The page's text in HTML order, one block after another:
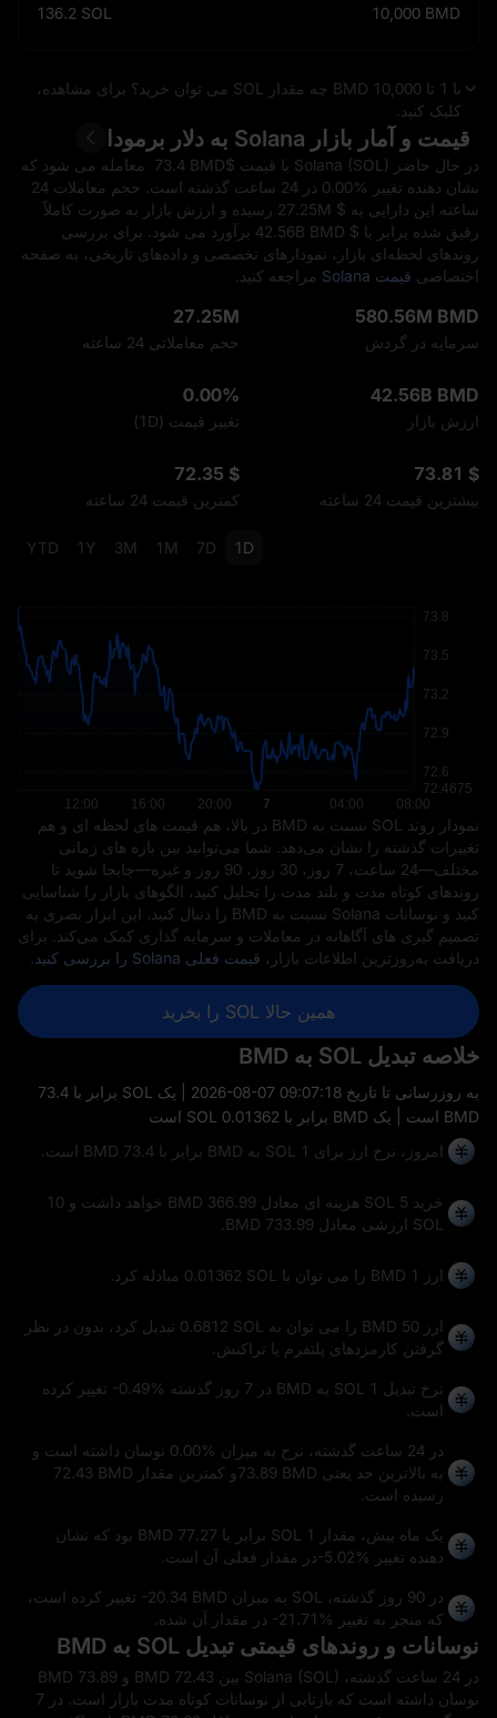
10,000 BMD
136.2 SOL
با 1 تا 10,000 BMD چه مقدار SOL می‌ توان خرید؟ برای مشاهده،
کلیک کنید.
قیمت و آمار بازار Solana به دلار برمودا
در حال حاضر Solana (SOL) با قیمت $‎ 73.4 BMD معامله می‌ شود که
نشان‌ دهنده تغییر
0.00%
در 24 ساعت گذشته است. حجم معاملات 24
ساعته این دارایی به $ ‎27.25M رسیده و ارزش بازار به‌ صورت کاملاً
رقیق‌ شده برابر با $ ‎42.56B BMD برآورد می‌ شود. برای بررسی
روندهای لحظه‌ای بازار، نمودارهای تخصصی و داده‌های تاریخی، به صفحه
اختصاصی قیمت Solana مراجعه کنید.
580.56M BMD
سرمایه در گردش
27.25M
حجم معاملاتی 24 ساعته
42.56B BMD
ارزش بازار
0.00%
تغییر قیمت (1D)
$ 73.81
بیشترین قیمت 24 ساعته
$ 72.35
کمترین قیمت 24 ساعته
1D
7D
1M
3M
1Y
YTD
نمودار روند SOL نسبت به BMD در بالا، هم قیمت ‌های لحظه ‌ای و هم
تغییرات گذشته را نشان می‌دهد. شما می‌توانید بین بازه ‌های زمانی
مختلف—24 ساعت، 7 روز، 30 روز، 90 روز و غیره—جابجا شوید تا
روندهای کوتاه ‌مدت و بلند مدت را تحلیل کنید، الگوهای بازار را شناسایی
کنید و نوسانات Solana نسبت به BMD را دنبال کنید. این ابزار بصری به
تصمیم ‌گیری‌ های آگاهانه در معاملات و سرمایه ‌گذاری کمک می‌کند. برای
دریافت به‌روزترین اطلاعات بازار، قیمت فعلی Solana را بررسی کنید .
همین حالا SOL را بخرید
خلاصه تبدیل SOL به BMD
به‌ روزرسانی تا تاریخ 2026-08-07 09:07:18
| یک SOL برابر با 73.4
BMD است | یک BMD برابر با 0.01362 SOL است
امروز، نرخ ارز برای 1 SOL به BMD برابر با 73.4 BMD است.
خرید 5 SOL هزینه ای معادل 366.99 BMD خواهد داشت و 10
SOL ارزشی معادل 733.99 BMD.
ارز 1 BMD را می توان با 0.01362 SOL مبادله کرد.
ارز 50 BMD را می توان به 0.6812 SOL تبدیل کرد، بدون در نظر
گرفتن کارمزدهای پلتفرم یا تراکنش.
نرخ تبدیل 1 SOL به BMD در 7 روز گذشته -0.49% تغییر کرده
است.
در 24 ساعت گذشته، نرخ به میزان 0.00% نوسان داشته است و
به بالاترین حد یعنی 73.89 BMDو کمترین مقدار 72.43 BMD
رسیده است.
یک ماه پیش، مقدار 1 SOL برابر با 77.27 BMD بود که نشان‌
دهنده تغییر
-5.02%در مقدار فعلی آن است.
در 90 روز گذشته، SOL به میزان -20.34 BMD تغییر کرده است،
که منجر به تغییر
-21.71% در مقدار آن شده.
نوسانات و روندهای قیمتی تبدیل SOL به BMD
در 24 ساعت گذشته، Solana (SOL) بین 72.43 BMD و 73.89 BMD
نوسان داشته است که بازتابی از نوسانات کوتاه‌ مدت بازار است. در 7